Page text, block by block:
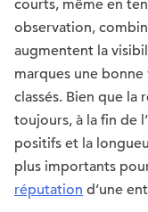
courts, même en
observation,
augmentent la
marques une
classés. Bien que la
toujours, à la fin de
positifs et la
plus importants
réputation d’une